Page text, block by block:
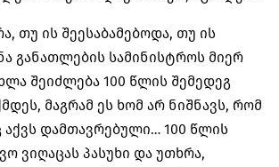
თუ ის შეესაბამებოდა, თუ ის
განათლების სამინისტროს მიერ
შეიძლება 100 წლის შემედეგ
მაგრამ ეს ხომ არ ნიშნავს, რომ
აქვს დამთავრებული… 100 წლის
ვიღაცას პასუხი და უთხრა,